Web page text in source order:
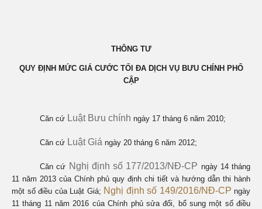
THÔNG TƯ
QUY ĐỊNH MỨC GIÁ CƯỚC TỐI ĐA DỊCH VỤ BƯU CHÍNH PHỔ
CẬP
Căn cứ Luật Bưu chính ngày 17 tháng 6 năm 2010;
Căn cứ Luật Giá ngày 20 tháng 6 năm 2012;
Căn cứ Nghị định số 177/2013/NĐ-CP ngày 14 tháng
11 năm 2013 của Chính phủ quy định chi tiết và hướng dẫn thi hành
một số điều của Luật Giá; Nghị định số 149/2016/NĐ-CP ngày
11 tháng 11 năm 2016 của Chính phủ sửa đổi, bổ sung một số điều